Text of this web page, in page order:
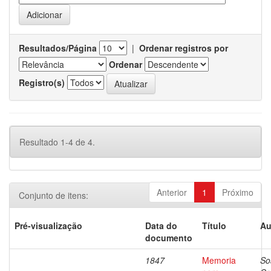
Resultados/Página | Ordenar registros por
Ordenar
Registro(s)
Resultado 1-4 de 4.
Anterior 1 Próximo
Conjunto de itens:
Pré-visualização
Data do
documento
Título
1847
Memoria